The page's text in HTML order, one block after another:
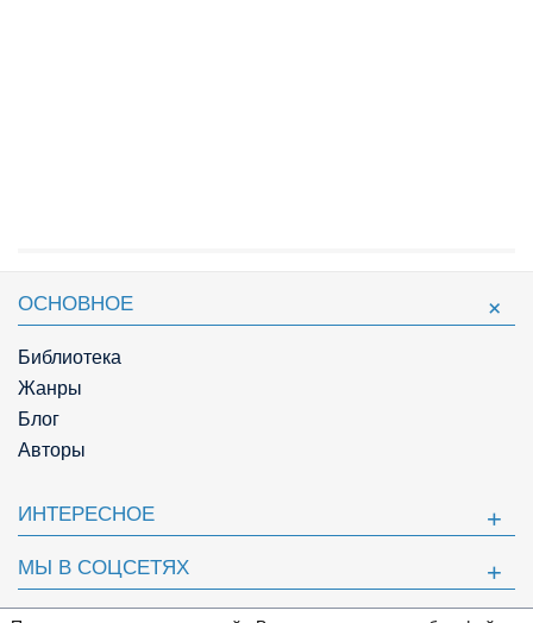
ОСНОВНОЕ
Библиотека
Жанры
Блог
Авторы
ИНТЕРЕСНОЕ
МЫ В СОЦСЕТЯХ